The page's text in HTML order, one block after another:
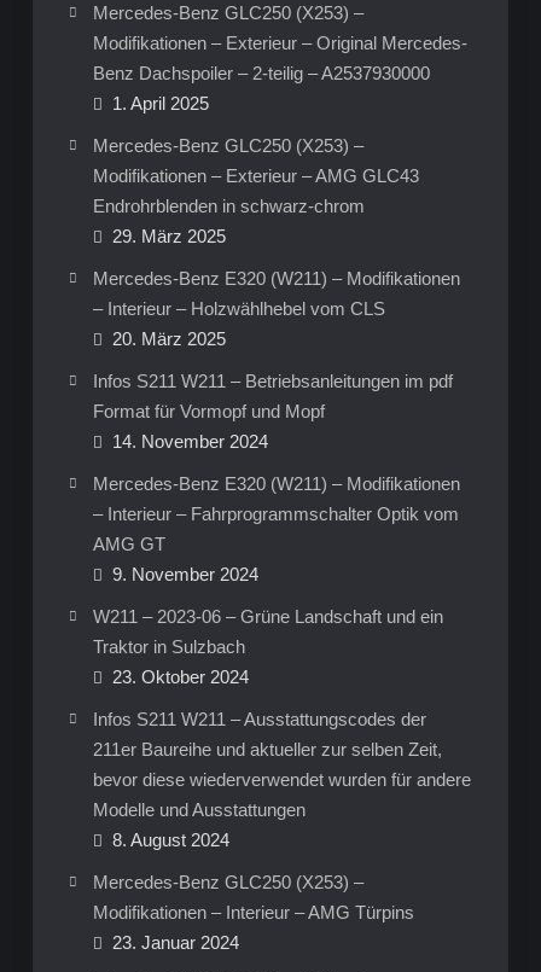
Mercedes-Benz GLC250 (X253) –
Modifikationen – Exterieur – Original Mercedes-
Benz Dachspoiler – 2-teilig – A2537930000
1. April 2025
Mercedes-Benz GLC250 (X253) –
Modifikationen – Exterieur – AMG GLC43
Endrohrblenden in schwarz-chrom
29. März 2025
Mercedes-Benz E320 (W211) – Modifikationen
– Interieur – Holzwählhebel vom CLS
20. März 2025
Infos S211 W211 – Betriebsanleitungen im pdf
Format für Vormopf und Mopf
14. November 2024
Mercedes-Benz E320 (W211) – Modifikationen
– Interieur – Fahrprogrammschalter Optik vom
AMG GT
9. November 2024
W211 – 2023-06 – Grüne Landschaft und ein
Traktor in Sulzbach
23. Oktober 2024
Infos S211 W211 – Ausstattungscodes der
211er Baureihe und aktueller zur selben Zeit,
bevor diese wiederverwendet wurden für andere
Modelle und Ausstattungen
8. August 2024
Mercedes-Benz GLC250 (X253) –
Modifikationen – Interieur – AMG Türpins
23. Januar 2024